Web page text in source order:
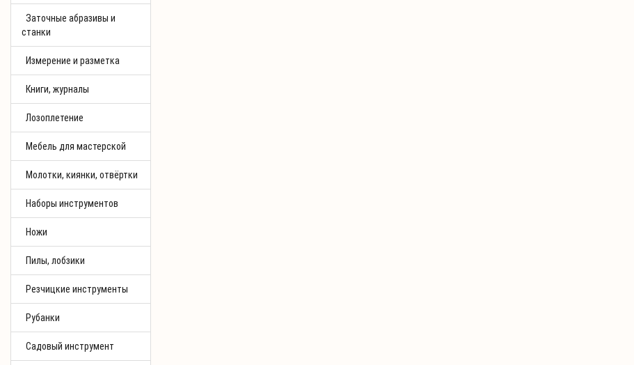
Заточные абразивы и
станки
Измерение и разметка
Книги, журналы
Лозоплетение
Мебель для мастерской
Молотки, киянки, отвёртки
Наборы инструментов
Ножи
Пилы, лобзики
Резчицкие инструменты
Рубанки
Садовый инструмент